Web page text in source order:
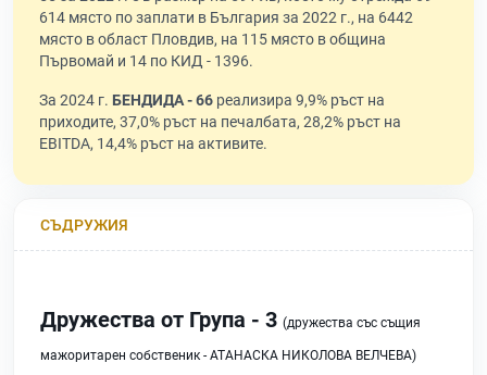
614 място по заплати в България за 2022 г., на 6442
място в област Пловдив, на 115 място в община
Първомай и 14 по КИД - 1396.
За 2024 г. БЕНДИДА - 66 реализира 9,9% ръст на
приходите, 37,0% ръст на печалбата, 28,2% ръст на
EBITDA, 14,4% ръст на активите.
СЪДРУЖИЯ
Дружества от Група - 3 (дружества със същия
мажоритарен собственик - АТАНАСКА НИКОЛОВА ВЕЛЧЕВА)